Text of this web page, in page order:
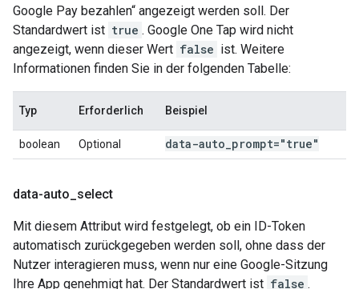
Google Pay bezahlen“ angezeigt werden soll. Der
Standardwert ist true . Google One Tap wird nicht
angezeigt, wenn dieser Wert false ist. Weitere
Informationen finden Sie in der folgenden Tabelle:
Typ Erforderlich Beispiel
boolean Optional data-auto prompt="true"
data-auto select
Mit diesem Attribut wird festgelegt, ob ein ID-Token
automatisch zurückgegeben werden soll, ohne dass der
Nutzer interagieren muss, wenn nur eine Google-Sitzung
Ihre App genehmigt hat. Der Standardwert ist false .